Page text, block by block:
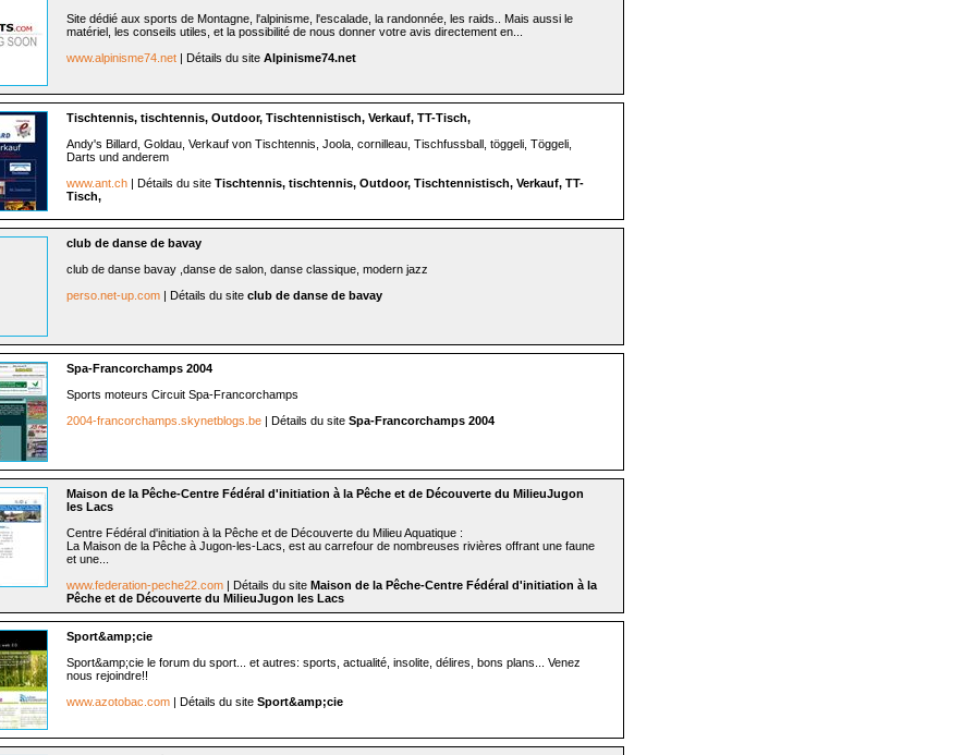
Site dédié aux sports de Montagne, l'alpinisme, l'escalade, la randonnée, les raids.. Mais aussi le
matériel, les conseils utiles, et la possibilité de nous donner votre avis directement en...
www.alpinisme74.net | Détails du site Alpinisme74.net
Tischtennis, tischtennis, Outdoor, Tischtennistisch, Verkauf, TT-Tisch,
Andy's Billard, Goldau, Verkauf von Tischtennis, Joola, cornilleau, Tischfussball, töggeli, Töggeli,
Darts und anderem
www.ant.ch | Détails du site Tischtennis, tischtennis, Outdoor, Tischtennistisch, Verkauf, TT-
Tisch,
club de danse de bavay
club de danse bavay ,danse de salon, danse classique, modern jazz
perso.net-up.com | Détails du site club de danse de bavay
Spa-Francorchamps 2004
Sports moteurs Circuit Spa-Francorchamps
2004-francorchamps.skynetblogs.be | Détails du site Spa-Francorchamps 2004
Maison de la Pêche-Centre Fédéral d'initiation à la Pêche et de Découverte du MilieuJugon
les Lacs
Centre Fédéral d'initiation à la Pêche et de Découverte du Milieu Aquatique :
La Maison de la Pêche à Jugon-les-Lacs, est au carrefour de nombreuses rivières offrant une faune
et une...
www.federation-peche22.com | Détails du site Maison de la Pêche-Centre Fédéral d'initiation à la
Pêche et de Découverte du MilieuJugon les Lacs
Sport&amp;cie
Sport&amp;cie le forum du sport... et autres: sports, actualité, insolite, délires, bons plans... Venez
nous rejoindre!!
www.azotobac.com | Détails du site Sport&amp;cie